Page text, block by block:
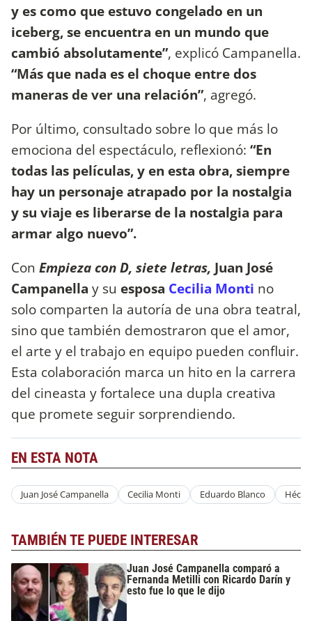
y es como que estuvo congelado en un
iceberg, se encuentra en un mundo que
cambió absolutamente”, explicó Campanella.
“Más que nada es el choque entre dos
maneras de ver una relación”, agregó.
Por último, consultado sobre lo que más lo
emociona del espectáculo, reflexionó: “En
todas las películas, y en esta obra, siempre
hay un personaje atrapado por la nostalgia
y su viaje es liberarse de la nostalgia para
armar algo nuevo”.
Con Empieza con D, siete letras, Juan José
Campanella y su esposa Cecilia Monti no
solo comparten la autoría de una obra teatral,
sino que también demostraron que el amor,
el arte y el trabajo en equipo pueden confluir.
Esta colaboración marca un hito en la carrera
del cineasta y fortalece una dupla creativa
que promete seguir sorprendiendo.
EN ESTA NOTA
Juan José Campanella Cecilia Monti Eduardo Blanco
TAMBIÉN TE PUEDE INTERESAR
Juan José Campanella comparó a
Fernanda Metilli con Ricardo Darín y
esto fue lo que le dijo